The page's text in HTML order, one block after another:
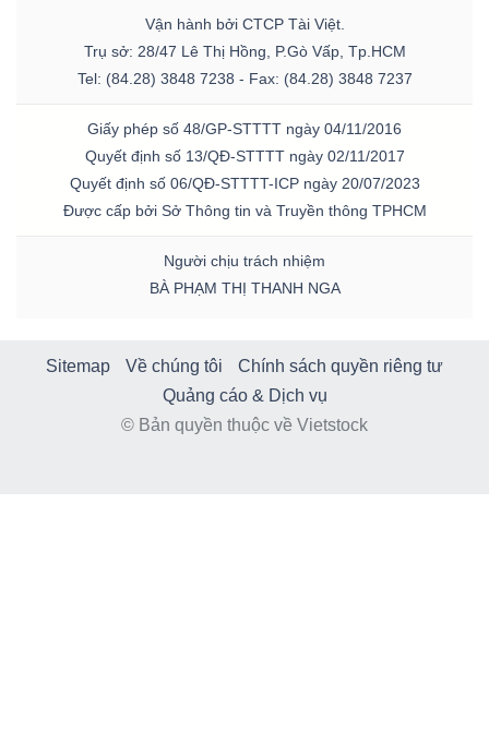
Vận hành bởi CTCP Tài Việt.
Trụ sở: 28/47 Lê Thị Hồng, P.Gò Vấp, Tp.HCM
Tel: (84.28) 3848 7238 - Fax: (84.28) 3848 7237
Giấy phép số 48/GP-STTTT ngày 04/11/2016
Quyết định số 13/QĐ-STTTT ngày 02/11/2017
Quyết định số 06/QĐ-STTTT-ICP ngày 20/07/2023
Được cấp bởi Sở Thông tin và Truyền thông TPHCM
Người chịu trách nhiệm
BÀ PHẠM THỊ THANH NGA
Sitemap Về chúng tôi
Chính sách quyền riêng tư
Quảng cáo & Dịch vụ
© Bản quyền thuộc về Vietstock